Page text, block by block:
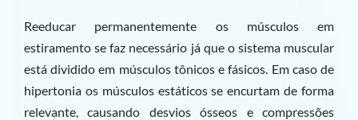
Reeducar permanentemente os músculos em
estiramento se faz necessário já que o sistema muscular
está dividido em músculos tônicos e fásicos. Em caso de
hipertonia os músculos estáticos se encurtam de forma
relevante, causando desvios ósseos e compressões